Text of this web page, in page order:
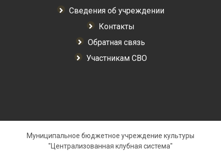
Сведения об учреждении
Контакты
Обратная связь
Участникам СВО
Муниципальное бюджетное учреждение культуры
"Централизованная клубная система"